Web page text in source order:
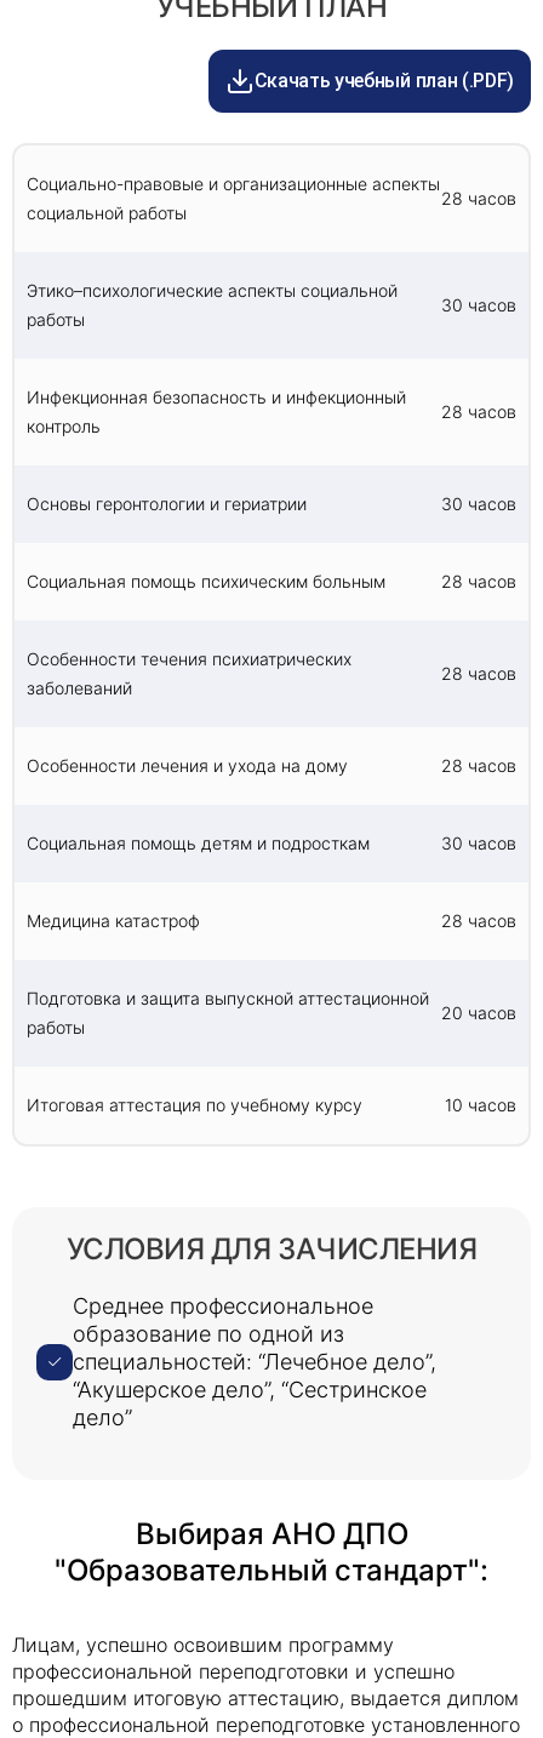
Особенности лечения и ухода на дому - 28 часов
Социальная помощь детям и подросткам - 30 часов
Медицина катастроф - 28 часов
Подготовка и защита выпускной аттестационной работы
тестирования.
профессиональной деятельности, занимаясь в
Скачать учебный план (.PDF)
Социально-правовые и организационные аспекты
социальной работы
28 часов
Этико–психологические аспекты социальной
работы
30 часов
Инфекционная безопасность и инфекционный
контроль
28 часов
Основы геронтологии и гериатрии 30 часов
Социальная помощь психическим больным 28 часов
Особенности течения психиатрических
заболеваний
28 часов
Особенности лечения и ухода на дому 28 часов
Социальная помощь детям и подросткам 30 часов
Медицина катастроф 28 часов
Подготовка и защита выпускной аттестационной
работы
20 часов
Итоговая аттестация по учебному курсу 10 часов
УСЛОВИЯ ДЛЯ ЗАЧИСЛЕНИЯ
Среднее профессиональное
образование по одной из
специальностей: “Лечебное дело”,
“Акушерское дело”, “Сестринское
дело”
Выбирая АНО ДПО
"Образовательный стандарт":
Лицам, успешно освоившим программу
профессиональной переподготовки и успешно
прошедшим итоговую аттестацию, выдается диплом
о профессиональной переподготовке установленного